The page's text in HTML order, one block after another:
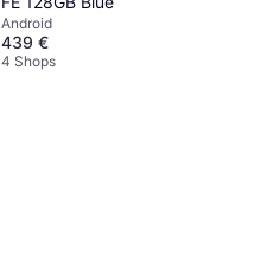
Android
439 €
4 Shops